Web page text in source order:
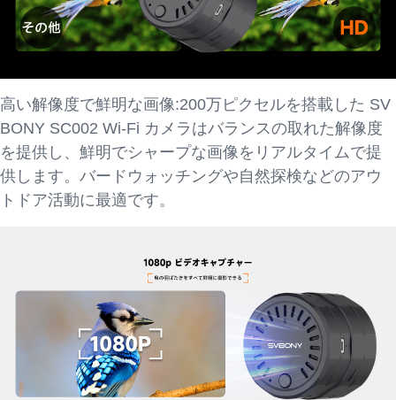
高い解像度で鮮明な画像:200万ピクセルを搭載した SV
BONY SC002 Wi-Fi カメラはバランスの取れた解像度
を提供し、鮮明でシャープな画像をリアルタイムで提
供します。バードウォッチングや自然探検などのアウ
トドア活動に最適です。